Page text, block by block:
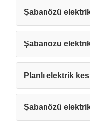
Şabanözü
Şabanözü
Planlı elektrik
Şabanözü